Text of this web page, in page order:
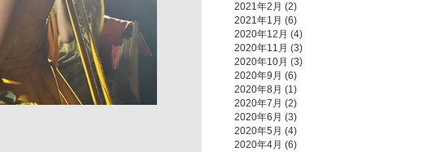
2021年2月 (2)
2021年1月 (6)
2020年12月 (4)
2020年11月 (3)
2020年10月 (3)
2020年9月 (6)
2020年8月 (1)
2020年7月 (2)
2020年6月 (3)
2020年5月 (4)
2020年4月 (6)